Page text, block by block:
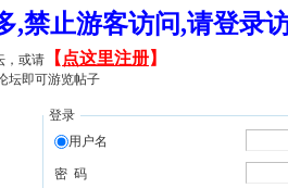
,禁止游客访问,请登
，或请 【 点这里注册】
坛即可游览帖子
登录
用户名
密 码